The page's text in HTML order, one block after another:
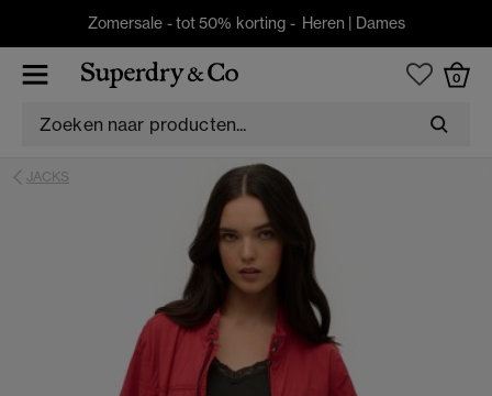
Zomersale - tot 50% korting - Heren | Dames
0
JACKS